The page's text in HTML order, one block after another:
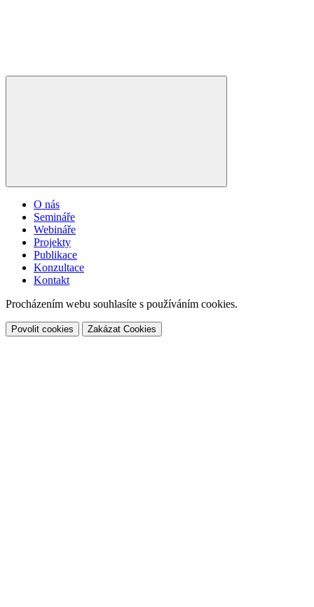
O nás
Semináře
Webináře
Projekty
Publikace
Konzultace
Kontakt
Procházením webu souhlasíte s používáním cookies.
Povolit cookies Zakázat Cookies